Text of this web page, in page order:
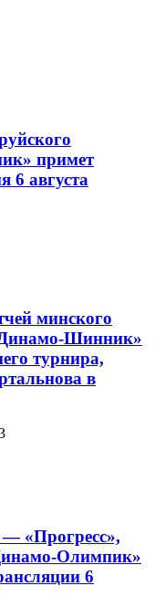
примет
6 августа
минского
Шинник»
турнира,
в
«Прогресс»,
Олимпик»
6